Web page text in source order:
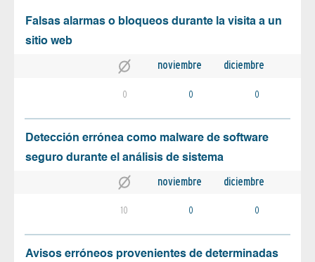
Falsas alarmas o bloqueos durante la visita a un
sitio web
noviembre diciembre
0 0 0
Detección errónea como malware de software
seguro durante el análisis de sistema
noviembre diciembre
10 0 0
Avisos erróneos provenientes de determinadas